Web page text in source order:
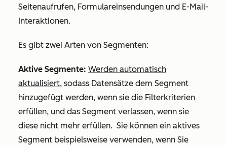
Seitenaufrufen, Formulareinsendungen und E-Mail-
Interaktionen.
Es gibt zwei Arten von Segmenten:
Aktive Segmente: Werden automatisch
aktualisiert, sodass Datensätze dem Segment
hinzugefügt werden, wenn sie die Filterkriterien
erfüllen, und das Segment verlassen, wenn sie
diese nicht mehr erfüllen. Sie können ein aktives
Segment beispielsweise verwenden, wenn Sie